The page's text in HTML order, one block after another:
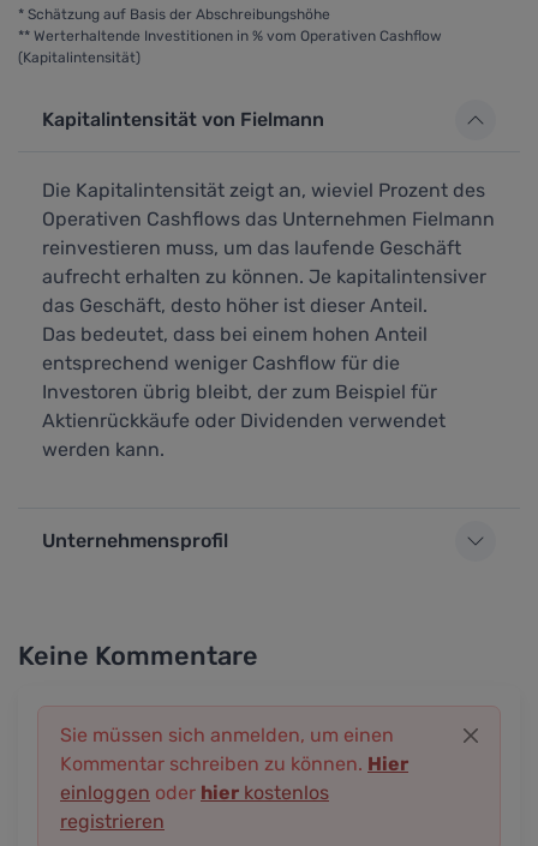
* Schätzung auf Basis der Abschreibungshöhe
** Werterhaltende Investitionen in % vom Operativen Cashflow
(Kapitalintensität)
Kapitalintensität von Fielmann
Die Kapitalintensität zeigt an, wieviel Prozent des
Operativen Cashflows das Unternehmen Fielmann
reinvestieren muss, um das laufende Geschäft
aufrecht erhalten zu können. Je kapitalintensiver
das Geschäft, desto höher ist dieser Anteil.
Das bedeutet, dass bei einem hohen Anteil
entsprechend weniger Cashflow für die
Investoren übrig bleibt, der zum Beispiel für
Aktienrückkäufe oder Dividenden verwendet
werden kann.
Unternehmensprofil
Keine Kommentare
Sie müssen sich anmelden, um einen
Kommentar schreiben zu können. Hier
einloggen oder hier kostenlos
registrieren